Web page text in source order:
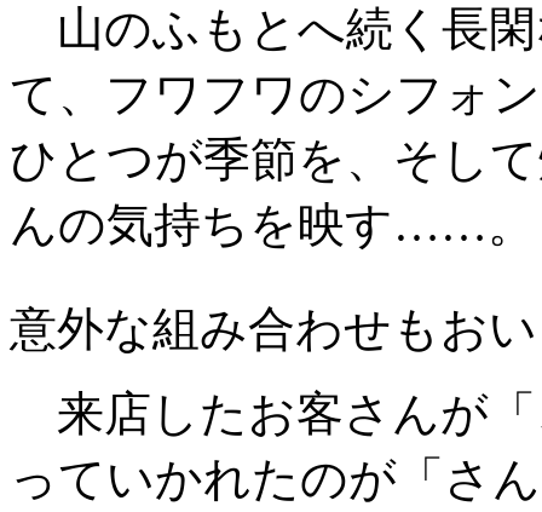
山のふもとへ続く長
て、フワフワのシフォ
ひとつが季節を、そし
んの気持ちを映す……。
意外な組み合わせもお
来店したお客さんが
っていかれたのが「さ